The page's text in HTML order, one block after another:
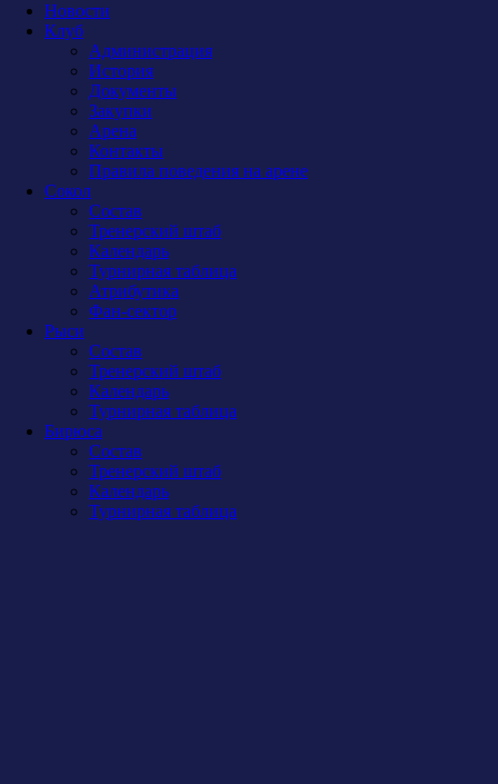
Новости
Клуб
Администрация
История
Документы
Закупки
Арена
Контакты
Правила поведения на арене
Сокол
Состав
Тренерский штаб
Календарь
Турнирная таблица
Атрибутика
Фан-сектор
Рыси
Состав
Тренерский штаб
Календарь
Турнирная таблица
Бирюса
Состав
Тренерский штаб
Календарь
Турнирная таблица